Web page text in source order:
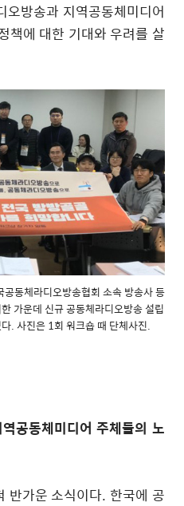
방송과 지역공동체미디어
책에 대한 기대와 우려를 살
동체라디오방송협회 소속 방송사 등
가운데 신규 공동체라디오방송 설립
. 사진은 1회 워크숍 때 단체사진.
공동체미디어 주체들의 노
반가운 소식이다. 한국에 공